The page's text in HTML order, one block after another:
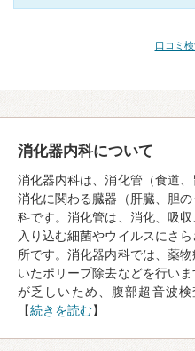
口コミ
消化器内科について
消化器内科は、消化管（食道
消化に関わる臓器（肝臓、胆
科です。消化管は、消化、吸
入り込む細菌やウイルスにさ
所です。消化器内科では、薬
いたポリープ除去などを行い
が乏しいため、腹部超音波
【続きを読む】